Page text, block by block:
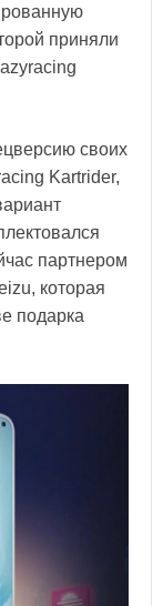
приняли
своих
Kartrider,
партнером
которая
подарка